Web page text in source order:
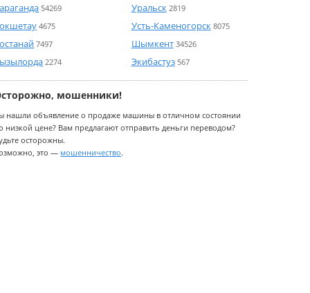
54269
4675
7497
2274
Уральск 2819
Усть-Каменогорск 8075
Шымкент 34526
Экибастуз 567
мошенники!
нашли объявление о продаже машины в отличном состоянии
низкой цене? Вам предлагают отправить деньги переводом?
осторожны.
это — мошенничество.